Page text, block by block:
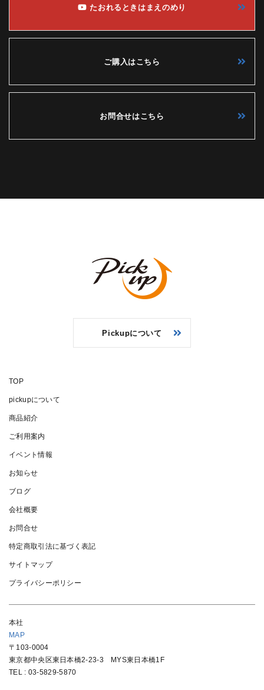
たおれるときはまえのめり
ご購入はこちら
お問合せはこちら
Pickupについて
TOP
pickupについて
商品紹介
ご利用案内
イベント情報
お知らせ
ブログ
会社概要
お問合せ
特定商取引法に基づく表記
サイトマップ
プライバシーポリシー
本社
MAP
〒103-0004
東京都中央区東日本橋2-23-3 MYS東日本橋1F
TEL : 03-5829-5870